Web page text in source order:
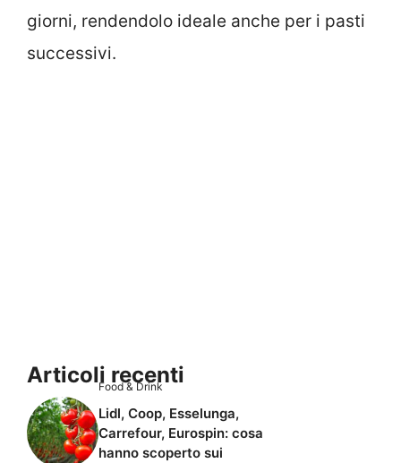
giorni, rendendolo ideale anche per i pasti
successivi.
Articoli recenti
Food & Drink
Lidl, Coop, Esselunga,
Carrefour, Eurospin: cosa
hanno scoperto sui